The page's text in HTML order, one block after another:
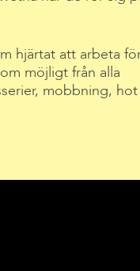
hjärtat att arbeta
möjligt från alla
mobbning, hot